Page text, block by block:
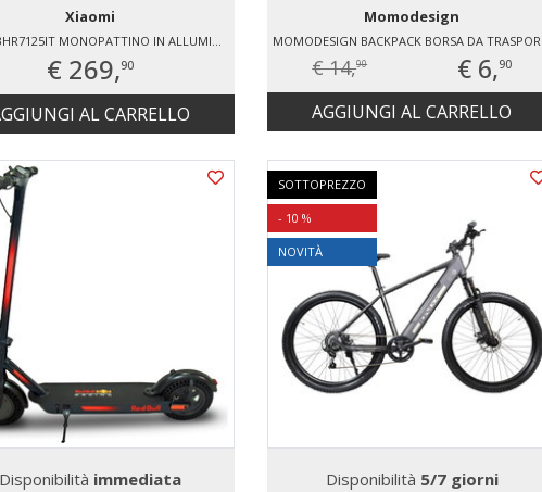
Xiaomi
€ 269,90
AL CARRELLO
Momodesign
€ 14,90 € 6,90
AGGIUNGI AL CARRELLO
Disponibilità immediata
SOTTOPREZZO
- 10 %
NOVITÀ
Disponibilità 5/7 giorni